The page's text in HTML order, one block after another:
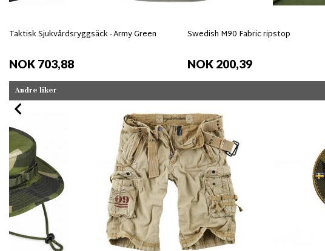
Taktisk Sjukvårdsryggsäck - Army Green
NOK 703,88
Swedish M90 Fabric ripstop
NOK 200,39
Andre liker